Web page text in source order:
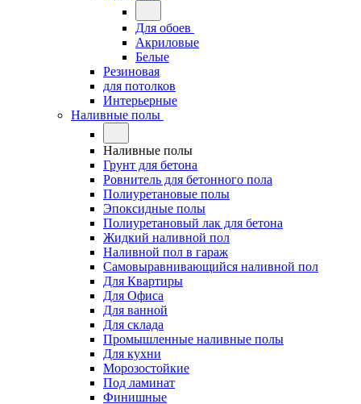
Для обоев
Акриловые
Белые
Резиновая
для потолков
Интерьерные
Наливные полы
Наливные полы
Грунт для бетона
Ровнитель для бетонного пола
Полиуретановые полы
Эпоксидные полы
Полиуретановый лак для бетона
Жидкий наливной пол
Наливной пол в гараж
Самовыравнивающийся наливной пол
Для Квартиры
Для Офиса
Для ванной
Для склада
Промышленные наливные полы
Для кухни
Морозостойкие
Под ламинат
Финишные